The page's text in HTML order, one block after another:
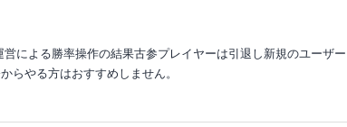
営による勝率操作の結果古参プレイヤーは引退し新規のユーザ
らやる方はおすすめしません。